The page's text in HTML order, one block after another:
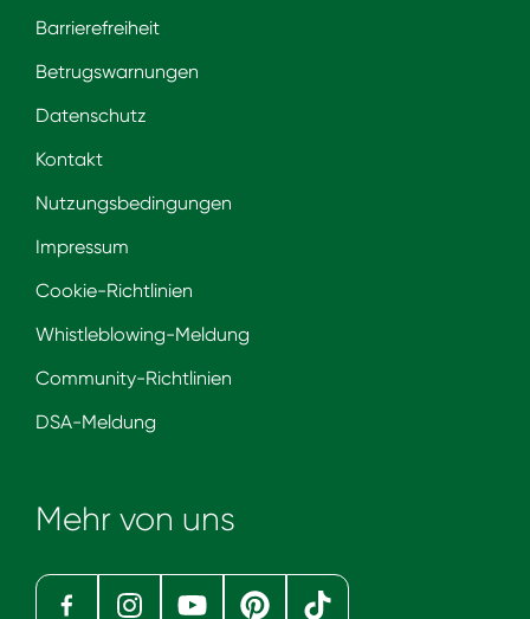
Barrierefreiheit
Betrugswarnungen
Datenschutz
Kontakt
Nutzungsbedingungen
Impressum
Cookie-Richtlinien
Whistleblowing-Meldung
Community-Richtlinien
DSA-Meldung
Mehr von uns